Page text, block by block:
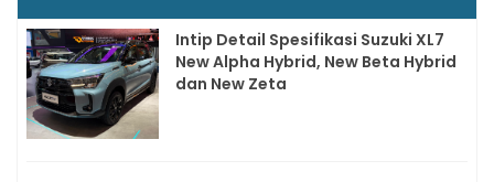
Intip Detail Spesifikasi Suzuki XL7
New Alpha Hybrid, New Beta Hybrid
dan New Zeta